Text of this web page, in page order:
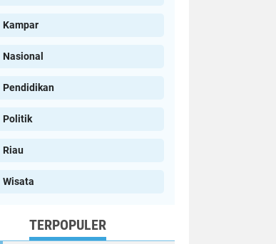
Kampar
Nasional
Pendidikan
Politik
Riau
Wisata
TERPOPULER